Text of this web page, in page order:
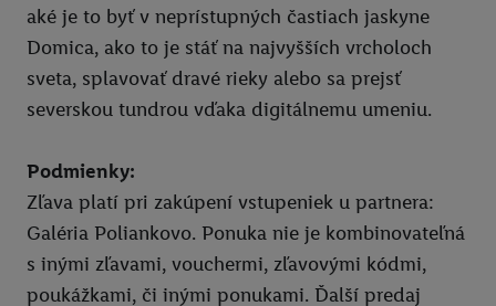
Union zľava 10 % na PZP a havarijné poistenie
Zľava 10 % na krátkodobé cestovné poistenie
Union zľava na poistenie onkologických chorôb
Súťaže
Click & Pick
Právne informácie
aké je to byť v neprístupných častiach jaskyne
Domica, ako to je stáť na najvyšších vrcholoch
sveta, splavovať dravé rieky alebo sa prejsť
severskou tundrou vďaka digitálnemu umeniu.
Podmienky:
Zľava platí pri zakúpení vstupeniek u partnera:
Galéria Poliankovo. Ponuka nie je kombinovateľná
s inými zľavami, vouchermi, zľavovými kódmi,
poukážkami, či inými ponukami. Ďalší predaj